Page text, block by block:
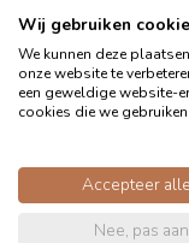
Wij gebruiken
We kunnen deze
onze website te
een geweldige website-
cookies die we
Accepteer
Nee, pas aan